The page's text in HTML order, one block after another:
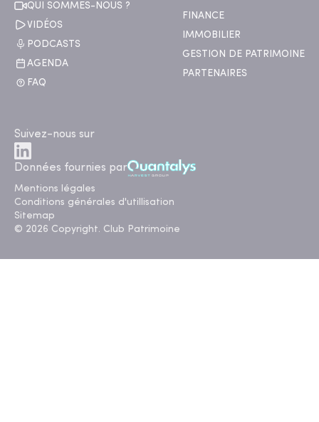
QUI SOMMES-NOUS ?
VIDÉOS
PODCASTS
AGENDA
FAQ
FINANCE
IMMOBILIER
GESTION DE PATRIMOINE
PARTENAIRES
Suivez-nous sur
Données fournies par
Mentions légales
Conditions générales d'utillisation
Sitemap
© 2026 Copyright. Club Patrimoine